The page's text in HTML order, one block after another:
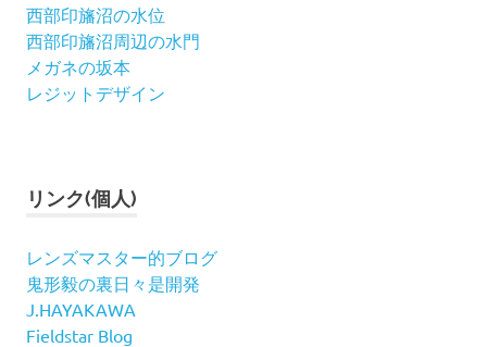
西部印旛沼の水位
西部印旛沼周辺の水門
メガネの坂本
レジットデザイン
リンク(個人)
レンズマスター的ブログ
鬼形毅の裏日々是開発
J.HAYAKAWA
Fieldstar Blog